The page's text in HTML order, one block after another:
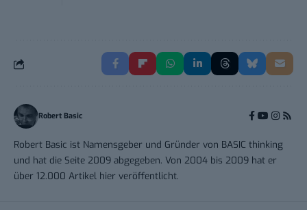
Robert Basic
Robert Basic ist Namensgeber und Gründer von BASIC thinking
und hat die Seite 2009 abgegeben. Von 2004 bis 2009 hat er
über 12.000 Artikel hier veröffentlicht.